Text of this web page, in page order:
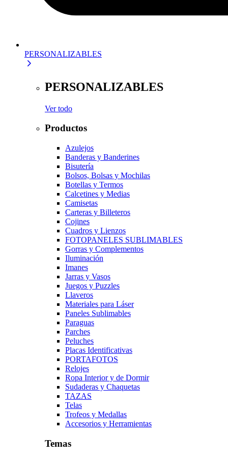
PERSONALIZABLES
PERSONALIZABLES
Ver todo
Productos
Azulejos
Banderas y Banderines
Bisutería
Bolsos, Bolsas y Mochilas
Botellas y Termos
Calcetines y Medias
Camisetas
Carteras y Billeteros
Cojines
Cuadros y Lienzos
FOTOPANELES SUBLIMABLES
Gorras y Complementos
Iluminación
Imanes
Jarras y Vasos
Juegos y Puzzles
Llaveros
Materiales para Láser
Paneles Sublimables
Paraguas
Parches
Peluches
Placas Identificativas
PORTAFOTOS
Relojes
Ropa Interior y de Dormir
Sudaderas y Chaquetas
TAZAS
Telas
Trofeos y Medallas
Accesorios y Herramientas
Temas